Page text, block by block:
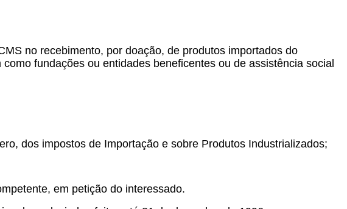
no recebimento, por doação, de produtos importados do
fundações ou entidades beneficentes ou de assistência social
dos impostos de Importação e sobre Produtos Industrializados;
em petição do interessado.